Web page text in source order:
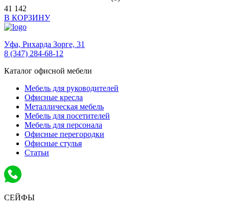
41 142
В КОРЗИНУ
Уфа, Рихарда Зорге, 31
8 (347) 284-68-12
Каталог офисной мебели
Мебель для руководителей
Офисные кресла
Металлическая мебель
Мебель для посетителей
Мебель для персонала
Офисные перегородки
Офисные стулья
Статьи
СЕЙФЫ